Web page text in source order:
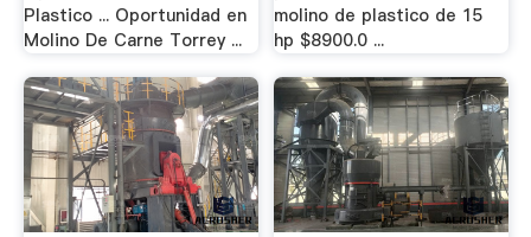
Plastico ... Oportunidad en
Molino De Carne Torrey ...
molino de plastico de 15
hp $8900.0 ...